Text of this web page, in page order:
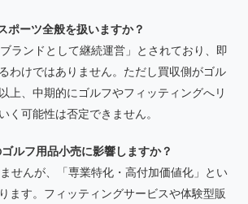
ポーツ全般を扱いますか？
ランドとして継続運営」とされており、即
わけではありません。ただし買収側がゴル
上、中期的にゴルフやフィッティングへリ
く可能性は否定できません。
ルフ用品小売に影響しますか？
せんが、「専業特化・高付加価値化」とい
ます。フィッティングサービスや体験型販